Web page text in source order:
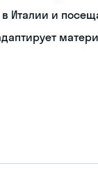
Италии и